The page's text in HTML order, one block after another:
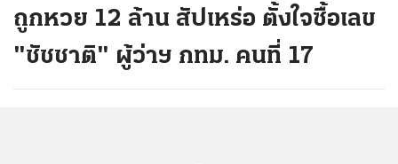
ถูกหวย 12 ล้าน สัปเหร่อ ตั้งใจซื้อเลข
"ชัชชาติ" ผู้ว่าฯ กทม. คนที่ 17